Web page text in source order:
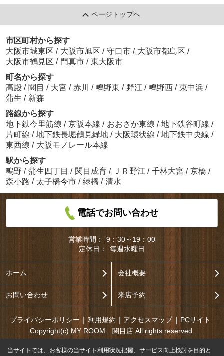
ページトップへ
市区町村から探す
大阪市城東区 / 大阪市旭区 / 守口市 / 大阪市都島区 /
大阪市鶴見区 / 門真市 / 東大阪市
町名から探す
高殿 / 関目 / 大宮 / 赤川 / 鴫野東 / 野江 / 鴫野西 / 東中浜 /
蒲生 / 新森
路線から探す
地下鉄今里筋線 / 京阪本線 / おおさか東線 / 地下鉄谷町線 /
片町線 / 地下鉄長堀鶴見緑地 / 大阪環状線 / 地下鉄中央線 /
東西線 / 大阪モノレール本線
駅から探す
鴫野 / 蒲生四丁目 / 関目成育 / ＪＲ野江 / 千林大宮 / 京橋 /
森小路 / 太子橋今市 / 緑橋 / 清水
電話でお問い合わせ
営業時間：
9：30～19：00
定休日：
毎週水曜日
ホーム 会社概要
お問い合わせ 来店予約
プライバシーポリシー 利用規約 アクセスマップ
PCサイト
Copyright(c) MY ROOM 関目店 All rights reserved.
当サイトでは、お客様の当サイト利用状況把握、サービス向上検討を目的と